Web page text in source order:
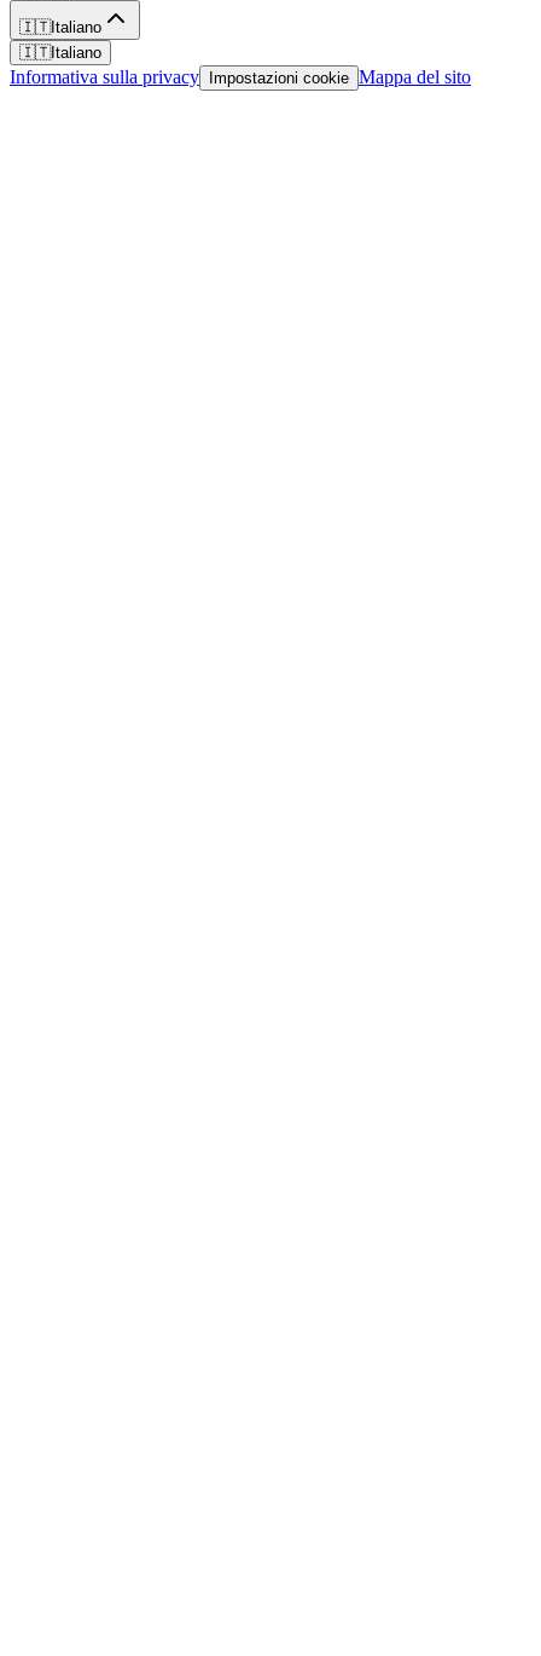
🇮🇹Italiano
🇮🇹Italiano
Informativa sulla privacy Impostazioni cookie Mappa del sito